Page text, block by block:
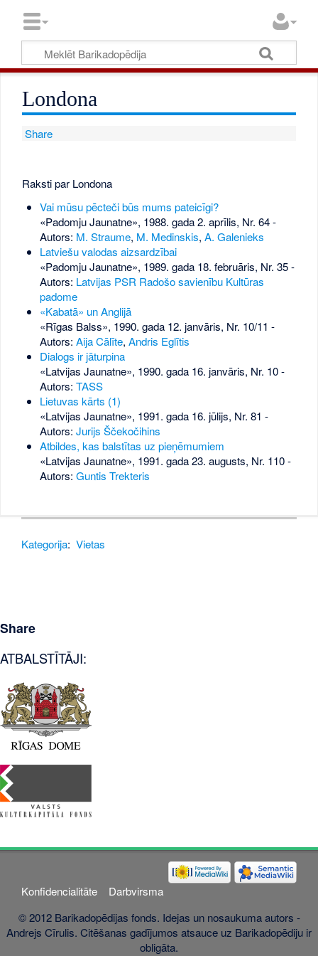
Londona
Share
Raksti par Londona
Vai mūsu pēcteči būs mums pateicīgi?
«Padomju Jaunatne», 1988. gada 2. aprīlis, Nr. 64-
Autors: M. Straume, M. Medinskis, A. Galenieks
Latviešu valodas aizsardzībai
«Padomju Jaunatne», 1989. gada 18. februāris, Nr. 35-
Autors: Latvijas PSR Radošo savienību Kultūras
padome
«Kabatā» un Anglijā
«Rīgas Balss», 1990. gada 12. janvāris, Nr. 10/11 -
Autors: Aija Cālīte, Andris Eglītis
Dialogs ir jāturpina
«Latvijas Jaunatne», 1990. gada 16. janvāris, Nr. 10-
Autors: TASS
Lietuvas kārts (1)
«Latvijas Jaunatne», 1991. gada 16. jūlijs, Nr. 81 -
Autors: Jurijs Ščekočihins
Atbildes, kas balstītas uz pieņēmumiem
«Latvijas Jaunatne», 1991. gada 23. augusts, Nr. 110-
Autors: Guntis Trekteris
Kategorija: Vietas
Share
ATBALSTĪTĀJI:
Konfidencialitāte
Darbvirsma
© 2012 Barikadopēdijas fonds. Idejas un nosaukuma autors -
Andrejs Cīrulis. Citēšanas gadījumos atsauce uz Barikadopēdiju ir
obligāta.